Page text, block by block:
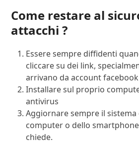
Come restare al
attacchi ?
Essere sempre diffidenti
cliccare su dei link,
arrivano da account
Installare sul proprio
antivirus
Aggiornare sempre il
computer o dello
chiede.